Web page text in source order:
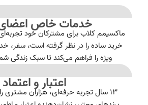
خدمات خاص اعضای
ماکسیمم کلاب برای مشترکان خود
خرید ساده را در نظر گرفته است، سفر،
ویژه را فراهم می‌کند تا سبک زندگی
اعتبار و اعتماد
۱۳ سال تجربه حرفه‌ای، هزاران